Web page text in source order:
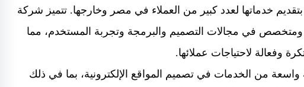
2010 وقد قامت بتقديم خدماتها لعدد كبير من العملاء في مصر وخارجها. تتميز شركة
في مجالات التصميم والبرمجة وتجربة المستخدم، مما
وفعالة لاحتياجات عملائها.
من الخدمات في تصميم المواقع الإلكترونية، بما في ذلك